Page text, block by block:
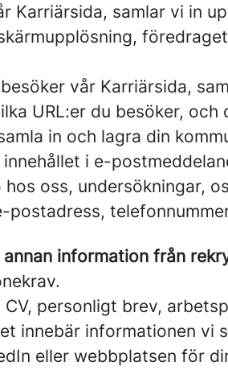
Karriärsida, samlar vi in
vår Karriärsida,
URL:er du besöker,
in och lagra din
i e-
oss, undersökningar,
information från
personligt brev,
innebär informationen vi
eller webbplatsen för